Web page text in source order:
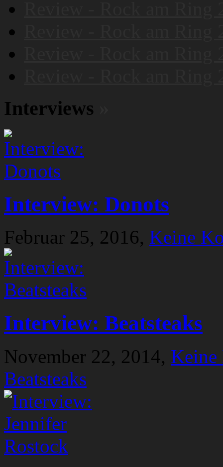
Interviews
Interview: Donots
Februar 25, 2016, Keine
Interview: Beatsteaks
November 22, 2014, Keine
Beatsteaks